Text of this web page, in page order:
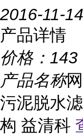
2016-11-14
产品详情
价格： 143
产品名称
污泥脱水
构 益清科